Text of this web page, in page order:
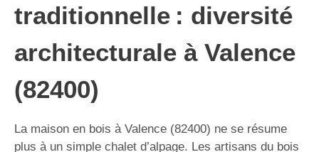
traditionnelle : diversité
architecturale à Valence
(82400)
La maison en bois à Valence (82400) ne se résume
plus à un simple chalet d’alpage. Les artisans du bois